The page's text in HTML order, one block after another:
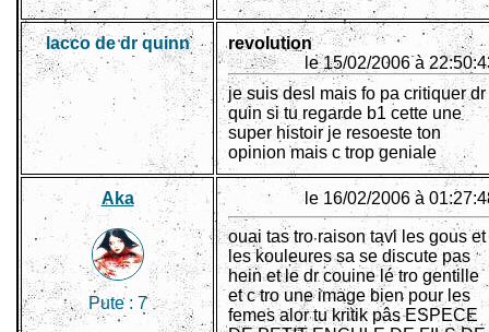
lacco de dr quinn
revolution
le 15/02/2006 à
je suis desl mais fo pa critiquer dr
quin si tu regarde b1 cette une
super histoir je resoeste ton
opinion mais c trop geniale
Aka
Pute : 7
le 16/02/2006 à
ouai tas tro raison tavi les gous et
les kouleures sa se discute pas
hein et le dr couine lé tro gentille
et c tro une image bien pour les
femes alor tu kritik pâs ESPECE